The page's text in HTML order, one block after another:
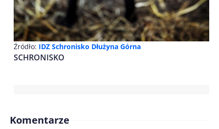
Źródło: IDZ Schronisko Dłużyna Górna
SCHRONISKO
Komentarze